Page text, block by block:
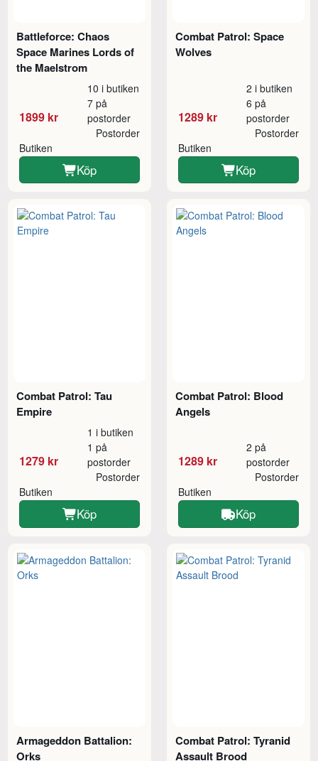
Battleforce: Chaos
Space Marines Lords of
the Maelstrom
1899 kr
10 i butiken
7 på
postorder
Butiken
Postorder
Köp
Combat Patrol: Space
Wolves
1289 kr
2 i butiken
6 på
postorder
Butiken
Postorder
Köp
Combat Patrol: Tau
Empire
1279 kr
1 i butiken
1 på
postorder
Butiken
Postorder
Köp
Combat Patrol: Blood
Angels
1289 kr
2 på
postorder
Butiken
Postorder
Köp
Armageddon Battalion:
Orks
Combat Patrol: Tyranid
Assault Brood